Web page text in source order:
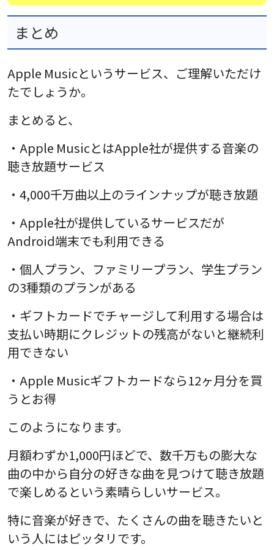
まとめ
Apple Musicというサービス、ご理解いただけ
たでしょうか。
まとめると、
・Apple MusicとはApple社が提供する音楽の
聴き放題サービス
・4,000千万曲以上のラインナップが聴き放題
・Apple社が提供しているサービスだが
Android端末でも利用できる
・個人プラン、ファミリープラン、学生プラン
の3種類のプランがある
・ギフトカードでチャージして利用する場合は
支払い時期にクレジットの残高がないと継続利
用できない
・Apple Musicギフトカードなら12ヶ月分を買
うとお得
このようになります。
月額わずか1,000円ほどで、数千万もの膨大な
曲の中から自分の好きな曲を見つけて聴き放題
で楽しめるという素晴らしいサービス。
特に音楽が好きで、たくさんの曲を聴きたいと
いう人にはピッタリです。